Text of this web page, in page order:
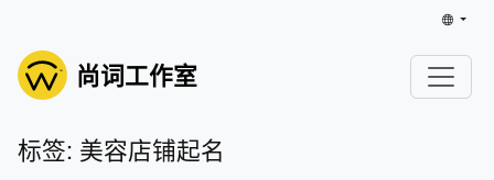
尚词工作室
标签: 美容店铺起名